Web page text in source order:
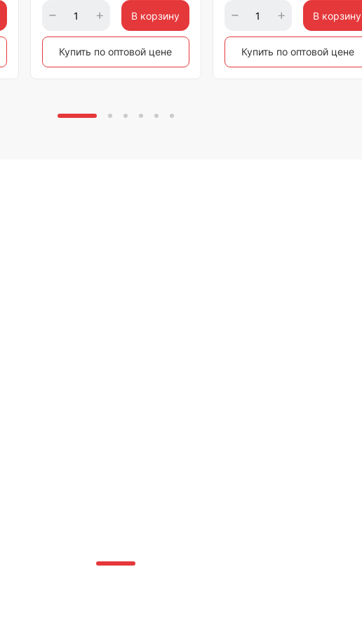
В корзину
Купить по оптовой цене
В корзину
Купить по оптовой цене